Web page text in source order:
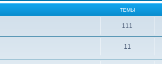
ТЕМЫ
111
11